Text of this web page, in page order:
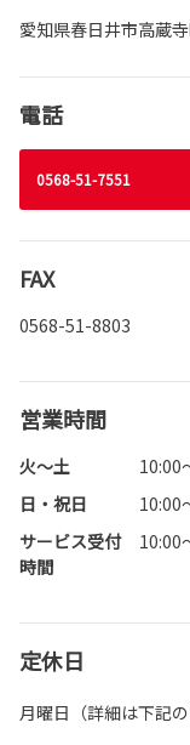
愛知県春日井市高蔵
電話
0568-51-7551
FAX
0568-51-8803
営業時間
火～土
10:00
日・祝日
10:00
サービス受付
時間
10:00
定休日
月曜日（詳細は下記